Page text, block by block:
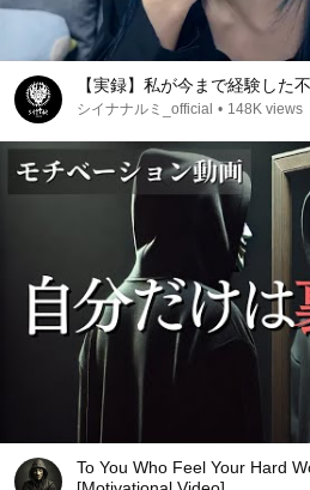
【実録】私が今まで経験した
シイナナルミ_official • 148K views
To You Who Feel Your Hard